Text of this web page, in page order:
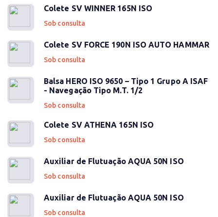
Colete SV WINNER 165N ISO
Sob consulta
Colete SV FORCE 190N ISO AUTO HAMMAR
Sob consulta
Balsa HERO ISO 9650 – Tipo 1 Grupo A ISAF
- Navegação Tipo M.T. 1/2
Sob consulta
Colete SV ATHENA 165N ISO
Sob consulta
Auxiliar de Flutuação AQUA 50N ISO
Sob consulta
Auxiliar de Flutuação AQUA 50N ISO
Sob consulta